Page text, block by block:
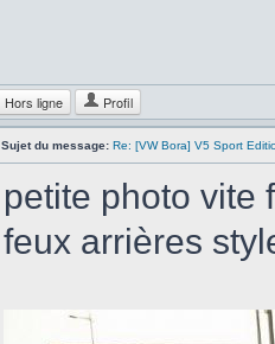
Hors ligne Profil
Sujet du message: Re: [VW Bora] V5 Sport
petite photo vite
feux arrières